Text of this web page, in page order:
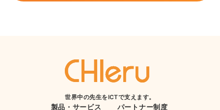
世界中の先生をICTで支えます。
製品・サービス パートナー制度